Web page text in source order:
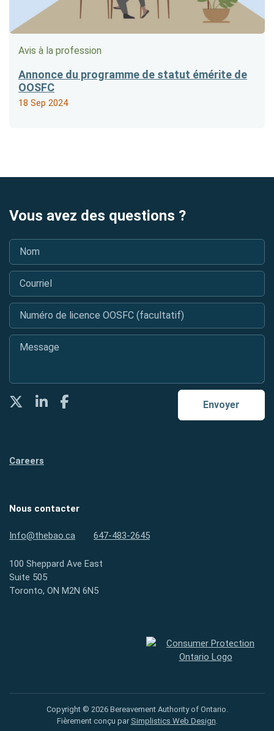
Avis à la profession
Annonce du programme de statut émérite de
OOSFC
18 Sep 2024
Vous avez des questions ?
Nom
Courriel
Numéro de licence OOSFC (facultatif)
Message
Envoyer
TwitterLinkedInFacebook
Careers
Nous contacter
Info@thebao.ca 647-483-2645
100 Sheppard Ave East
Suite 505
Toronto, ON M2N 6N5
Protection des
Copyright © 2026 Bereavement Authority of Ontario.
Fièrement conçu par Simplistics Web Design.